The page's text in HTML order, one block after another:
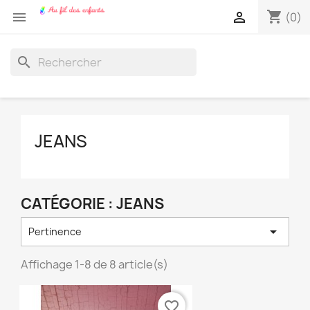
 shopping_cart (0)

search
JEANS
CATÉGORIE : JEANS
Pertinence 
Affichage 1-8 de 8 article(s)
favorite_border